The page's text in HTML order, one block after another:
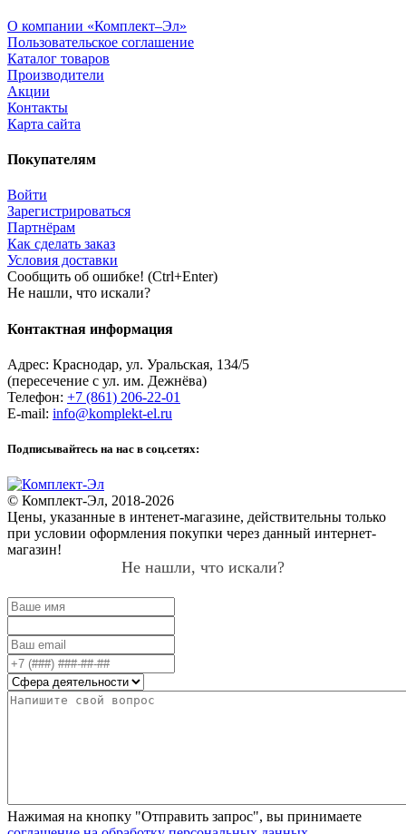
О компании «Комплект–Эл»
Пользовательское соглашение
Каталог товаров
Производители
Акции
Контакты
Карта сайта
Покупателям
Войти
Зарегистрироваться
Партнёрам
Как сделать заказ
Условия доставки
Сообщить об ошибке! (Ctrl+Enter)
Не нашли, что искали?
Контактная информация
Адрес: Краснодар, ул. Уральская, 134/5
(пересечение с ул. им. Дежнёва)
Телефон: +7 (861) 206-22-01
E-mail: info@komplekt-el.ru
Подписывайтесь на нас в соц.сетях:
© Комплект-Эл, 2018-2026
Цены, указанные в интенет-магазине, действительны только
при условии оформления покупки через данный интернет-
магазин!
Не нашли, что искали?
Нажимая на кнопку "Отправить запрос", вы принимаете